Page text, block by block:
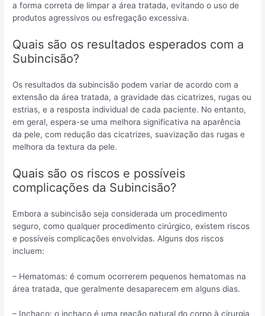
a forma correta de limpar a área tratada, evitando o uso de
produtos agressivos ou esfregação excessiva.
Quais são os resultados esperados com a
Subincisão?
Os resultados da subincisão podem variar de acordo com a
extensão da área tratada, a gravidade das cicatrizes, rugas ou
estrias, e a resposta individual de cada paciente. No entanto,
em geral, espera-se uma melhora significativa na aparência
da pele, com redução das cicatrizes, suavização das rugas e
melhora da textura da pele.
Quais são os riscos e possíveis
complicações da Subincisão?
Embora a subincisão seja considerada um procedimento
seguro, como qualquer procedimento cirúrgico, existem riscos
e possíveis complicações envolvidas. Alguns dos riscos
incluem:
– Hematomas: é comum ocorrerem pequenos hematomas na
área tratada, que geralmente desaparecem em alguns dias.
– Inchaço: o inchaço é uma reação natural do corpo à cirurgia